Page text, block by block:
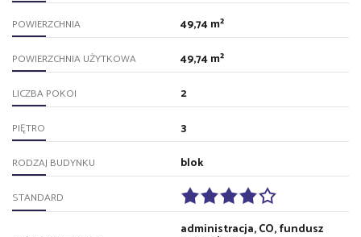
POWIERZCHNIA 49,74 m²
POWIERZCHNIA UŻYTKOWA 49,74 m²
LICZBA POKOI 2
PIĘTRO 3
RODZAJ BUDYNKU blok
STANDARD
administracja, CO, fundusz